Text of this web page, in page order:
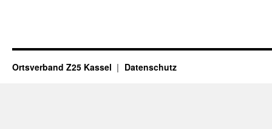
Ortsverband Z25 Kassel Datenschutz